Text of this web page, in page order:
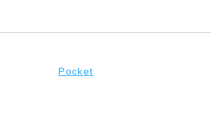
Pocket